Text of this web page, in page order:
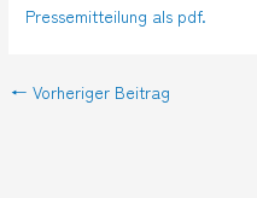
Pressemitteilung als pdf.
← Vorheriger Beitrag